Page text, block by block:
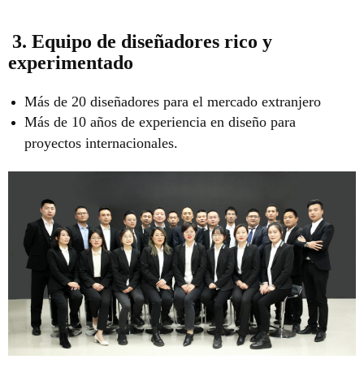
3. Equipo de diseñadores rico y
experimentado
Más de 20 diseñadores para el mercado extranjero
Más de 10 años de experiencia en diseño para
proyectos internacionales.